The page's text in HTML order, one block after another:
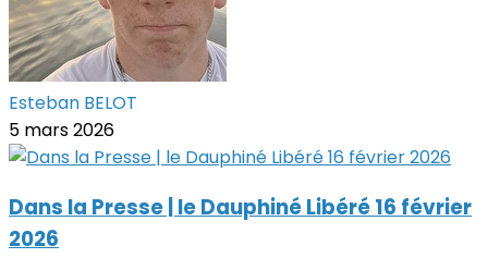
Esteban BELOT
5 mars 2026
Dans la Presse | le Dauphiné Libéré 16 février
2026